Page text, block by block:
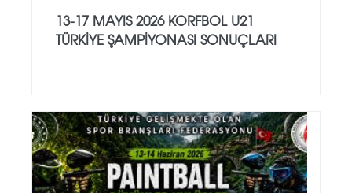
13-17 MAYIS 2026 KORFBOL U21
TÜRKİYE ŞAMPİYONASI SONUÇLARI